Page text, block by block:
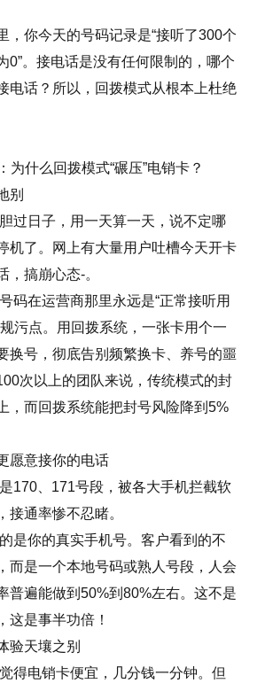
，你今天的号码记录是“接听了300个
0”。接电话是没有任何限制的，哪个
电话？所以，回拨模式从根本上杜绝
为什么回拨模式“碾压”电销卡？
别
过日子，用一天算一天，说不定哪
机了。网上有大量用户吐槽今天开卡
，搞崩心态-。
码在运营商那里永远是“正常接听用
污点。用回拨系统，一张卡用个一
换号，彻底告别频繁换卡、养号的噩
次以上的团队来说，传统模式的封
，而回拨系统能把封号风险降到5%
意接你的电话
170、171号段，被各大手机拦截软
接通率惨不忍睹。
是你的真实手机号。客户看到的不
而是一个本地号码或熟人号段，人会
普遍能做到50%到80%左右。这不是
这是事半功倍！
天壤之别
得电销卡便宜，几分钱一分钟。但